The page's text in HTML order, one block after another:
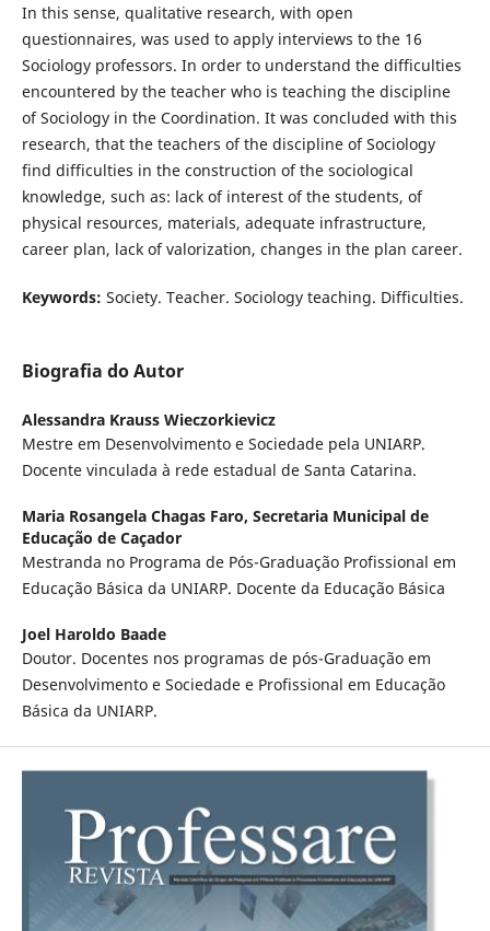
In this sense, qualitative research, with open
questionnaires, was used to apply interviews to the 16
Sociology professors. In order to understand the difficulties
encountered by the teacher who is teaching the discipline
of Sociology in the Coordination. It was concluded with this
research, that the teachers of the discipline of Sociology
find difficulties in the construction of the sociological
knowledge, such as: lack of interest of the students, of
physical resources, materials, adequate infrastructure,
career plan, lack of valorization, changes in the plan career.
Keywords: Society. Teacher. Sociology teaching. Difficulties.
Biografia do Autor
Alessandra Krauss Wieczorkievicz
Mestre em Desenvolvimento e Sociedade pela UNIARP.
Docente vinculada à rede estadual de Santa Catarina.
Maria Rosangela Chagas Faro, Secretaria Municipal de
Educação de Caçador
Mestranda no Programa de Pós-Graduação Profissional em
Educação Básica da UNIARP. Docente da Educação Básica
Joel Haroldo Baade
Doutor. Docentes nos programas de pós-Graduação em
Desenvolvimento e Sociedade e Profissional em Educação
Básica da UNIARP.